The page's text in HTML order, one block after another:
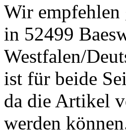
Wir empfehlen
in 52499
Westfalen/
ist für beide
da die Artikel
werden